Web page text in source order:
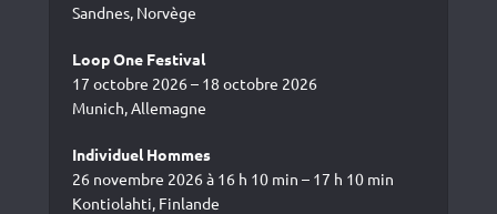
Sandnes, Norvège
Loop One Festival
17 octobre 2026 – 18 octobre 2026
Munich, Allemagne
Individuel Hommes
26 novembre 2026 à 16 h 10 min – 17 h 10 min
Kontiolahti, Finlande